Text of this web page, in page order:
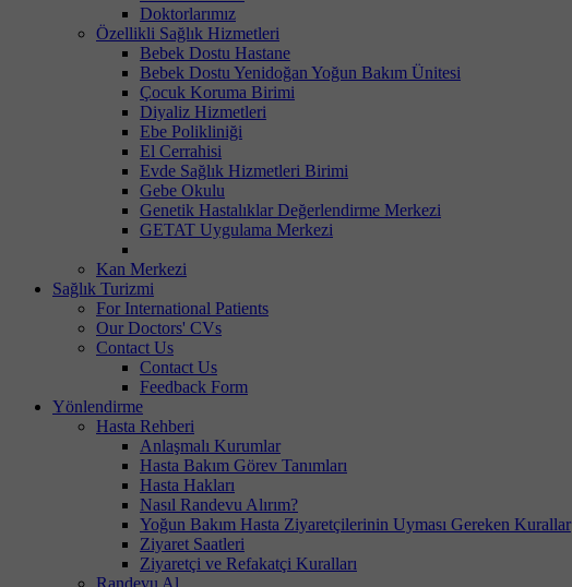
Doktorlarımız
Özellikli Sağlık Hizmetleri
Bebek Dostu Hastane
Bebek Dostu Yenidoğan Yoğun Bakım Ünitesi
Çocuk Koruma Birimi
Diyaliz Hizmetleri
Ebe Polikliniği
El Cerrahisi
Evde Sağlık Hizmetleri Birimi
Gebe Okulu
Genetik Hastalıklar Değerlendirme Merkezi
GETAT Uygulama Merkezi
Kan Merkezi
Sağlık Turizmi
For International Patients
Our Doctors' CVs
Contact Us
Contact Us
Feedback Form
Yönlendirme
Hasta Rehberi
Anlaşmalı Kurumlar
Hasta Bakım Görev Tanımları
Hasta Hakları
Nasıl Randevu Alırım?
Yoğun Bakım Hasta Ziyaretçilerinin Uyması Gereken Kurallar
Ziyaret Saatleri
Ziyaretçi ve Refakatçi Kuralları
Randevu Al